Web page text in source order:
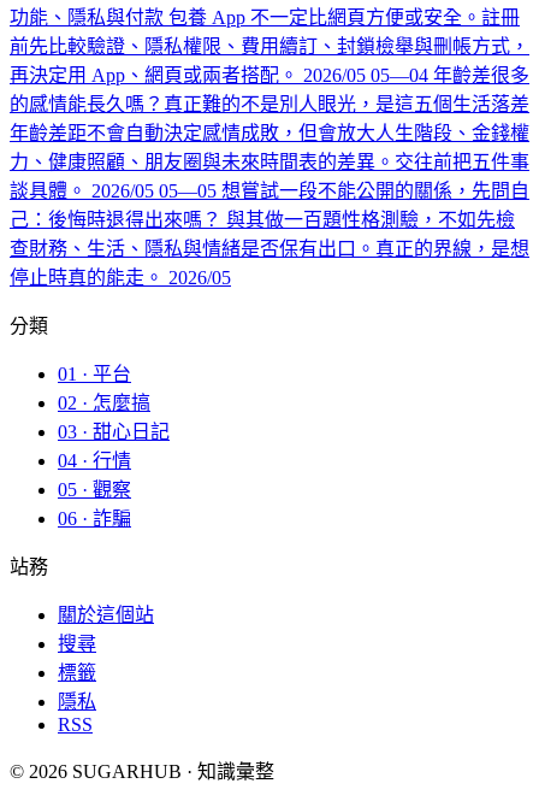
功能、隱私與付款 包養 App 不一定比網頁方便或安全。註冊
前先比較驗證、隱私權限、費用續訂、封鎖檢舉與刪帳方式，
再決定用 App、網頁或兩者搭配。 2026/05 05—04 年齡差很多
的感情能長久嗎？真正難的不是別人眼光，是這五個生活落差
年齡差距不會自動決定感情成敗，但會放大人生階段、金錢權
力、健康照顧、朋友圈與未來時間表的差異。交往前把五件事
談具體。 2026/05 05—05 想嘗試一段不能公開的關係，先問自
己：後悔時退得出來嗎？ 與其做一百題性格測驗，不如先檢
查財務、生活、隱私與情緒是否保有出口。真正的界線，是想
停止時真的能走。 2026/05
分類
01 · 平台
02 · 怎麼搞
03 · 甜心日記
04 · 行情
05 · 觀察
06 · 詐騙
站務
關於這個站
搜尋
標籤
隱私
RSS
© 2026 SUGARHUB · 知識彙整